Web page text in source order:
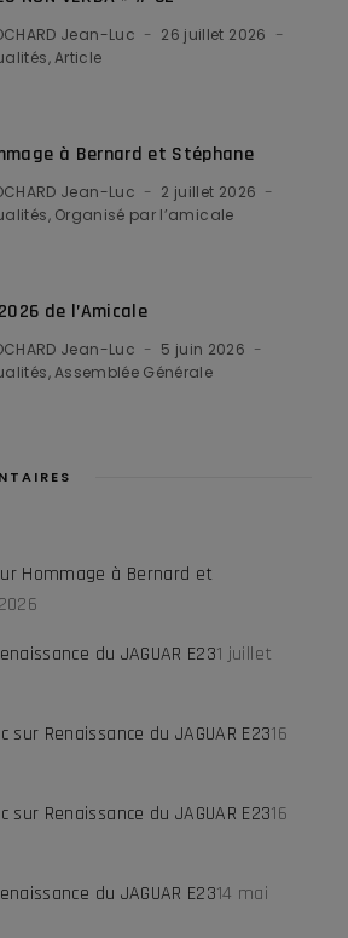
Jean-Luc
26 juillet 2026
Article
à Bernard et Stéphane
Jean-Luc
2 juillet 2026
Organisé par l’amicale
de l’Amicale
Jean-Luc
5 juin 2026
Assemblée Générale
Hommage à Bernard et
du JAGUAR E231 juillet
sur Renaissance du JAGUAR E2316
sur Renaissance du JAGUAR E2316
du JAGUAR E2314 mai